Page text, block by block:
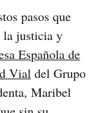
pasos que
la justicia y
Española de
Vial del Grupo
Maribel